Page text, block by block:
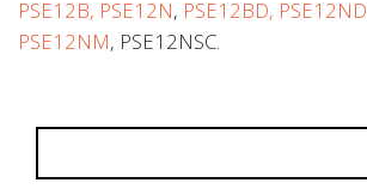
PSE12B, PSE12N, PSE12BD, PSE12ND
PSE12NM, PSE12NSC.